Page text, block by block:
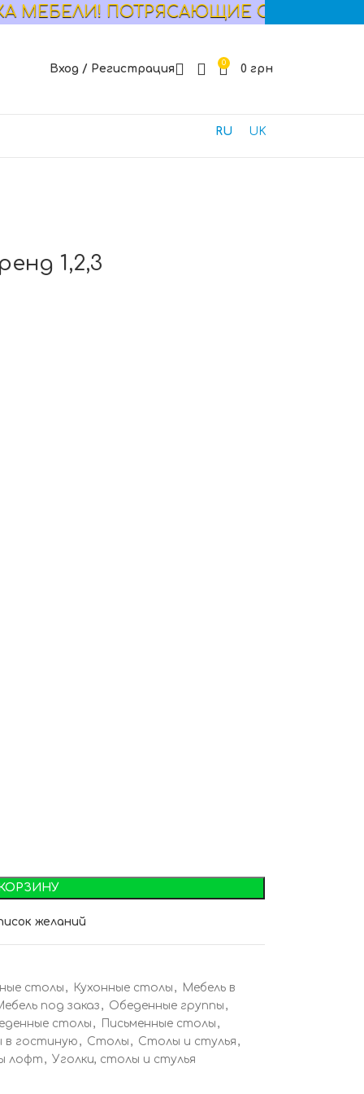
Вход / Регистрация 0 0 грн
RU UK
1,2,3
желаний
столы , Кухонные столы , Мебель в
под заказ, Обеденные группы ,
столы , Письменные столы ,
в гостиную, Столы , Столы и стулья ,
лофт , Уголки, столы и стулья
ПОТРЯСАЮЩИЕ СКИДКИ!